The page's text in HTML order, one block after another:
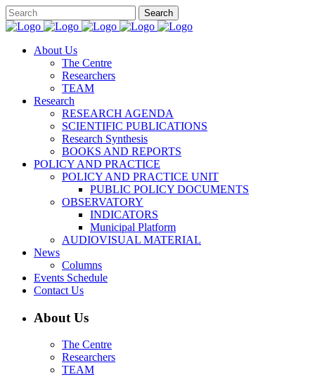
About Us
The Centre
Researchers
TEAM
Research
RESEARCH AGENDA
SCIENTIFIC PUBLICATIONS
Research Synthesis
BOOKS AND REPORTS
POLICY AND PRACTICE
POLICY AND PRACTICE UNIT
PUBLIC POLICY DOCUMENTS
OBSERVATORY
INDICATORS
Municipal Platform
AUDIOVISUAL MATERIAL
News
Columns
Events Schedule
Contact Us
About Us
The Centre
Researchers
TEAM